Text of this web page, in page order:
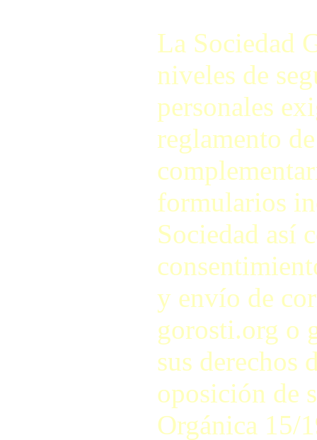
La Sociedad
niveles de
personales
reglamento
formularios
Sociedad así
y envío de
gorosti.org o
sus derechos
oposición de
Orgánica 15/